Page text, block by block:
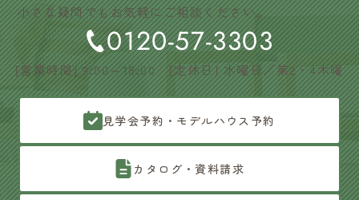
小さな疑問でもお気軽にご相談ください。
0120-57-3303
[営業時間] 9:00～18:00 [定休日] 水曜日／第2・4木曜
見学会予約・モデルハウス予約
カタログ・資料請求